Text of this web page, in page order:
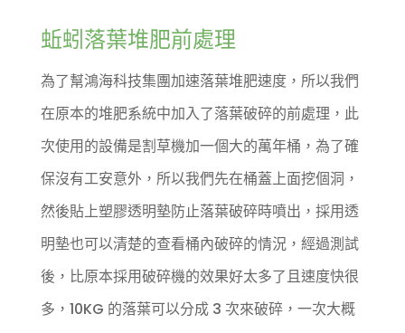
蚯蚓落葉堆肥前處理
為了幫鴻海科技集團加速落葉堆肥速度，所以我們
在原本的堆肥系統中加入了落葉破碎的前處理，此
次使用的設備是割草機加一個大的萬年桶，為了確
保沒有工安意外，所以我們先在桶蓋上面挖個洞，
然後貼上塑膠透明墊防止落葉破碎時噴出，採用透
明墊也可以清楚的查看桶內破碎的情況，經過測試
後，比原本採用破碎機的效果好太多了且速度快很
多，10KG 的落葉可以分成 3 次來破碎，一次大概